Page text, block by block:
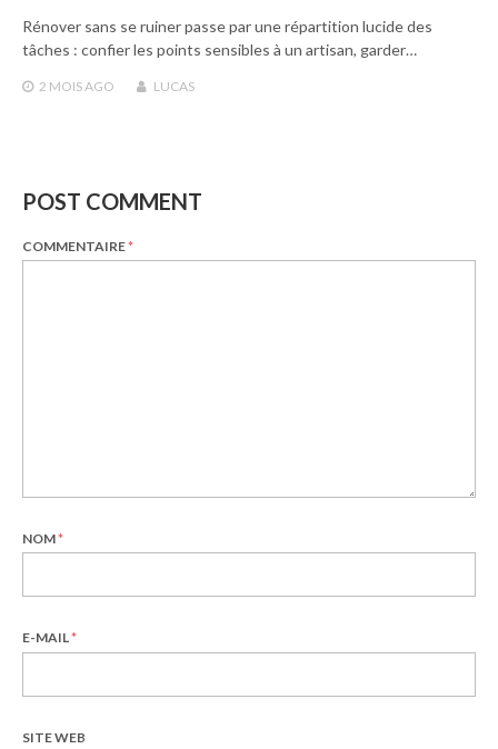
Rénover sans se ruiner passe par une répartition lucide des
tâches : confier les points sensibles à un artisan, garder…
2 MOIS AGO LUCAS
POST COMMENT
COMMENTAIRE*
NOM*
E-MAIL*
SITE WEB